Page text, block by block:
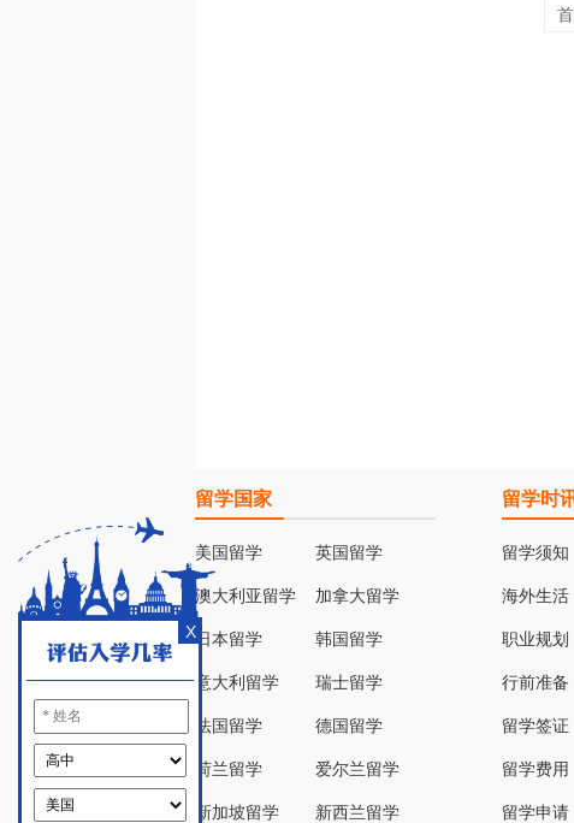
X
留学国家
美国留学 英国留学
澳大利亚留学 加拿大留学
日本留学 韩国留学
意大利留学 瑞士留学
法国留学 德国留学
荷兰留学 爱尔兰留学
新加坡留学 新西兰留学
留学时
留学须知
海外生活
职业规划
行前准备
留学签证
留学费用
留学申请